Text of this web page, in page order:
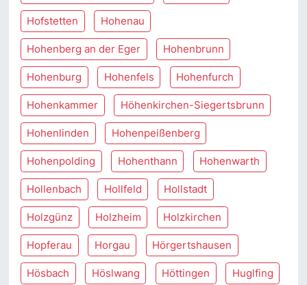
Hofstetten Hohenau
Hohenberg an der Eger Hohenbrunn
Hohenburg Hohenfels Hohenfurch
Hohenkammer Höhenkirchen-Siegertsbrunn
Hohenlinden Hohenpeißenberg
Hohenpolding Hohenthann Hohenwarth
Hollenbach Hollfeld Hollstadt
Holzgünz Holzheim Holzkirchen
Hopferau Horgau Hörgertshausen
Hösbach Höslwang Höttingen Huglfing